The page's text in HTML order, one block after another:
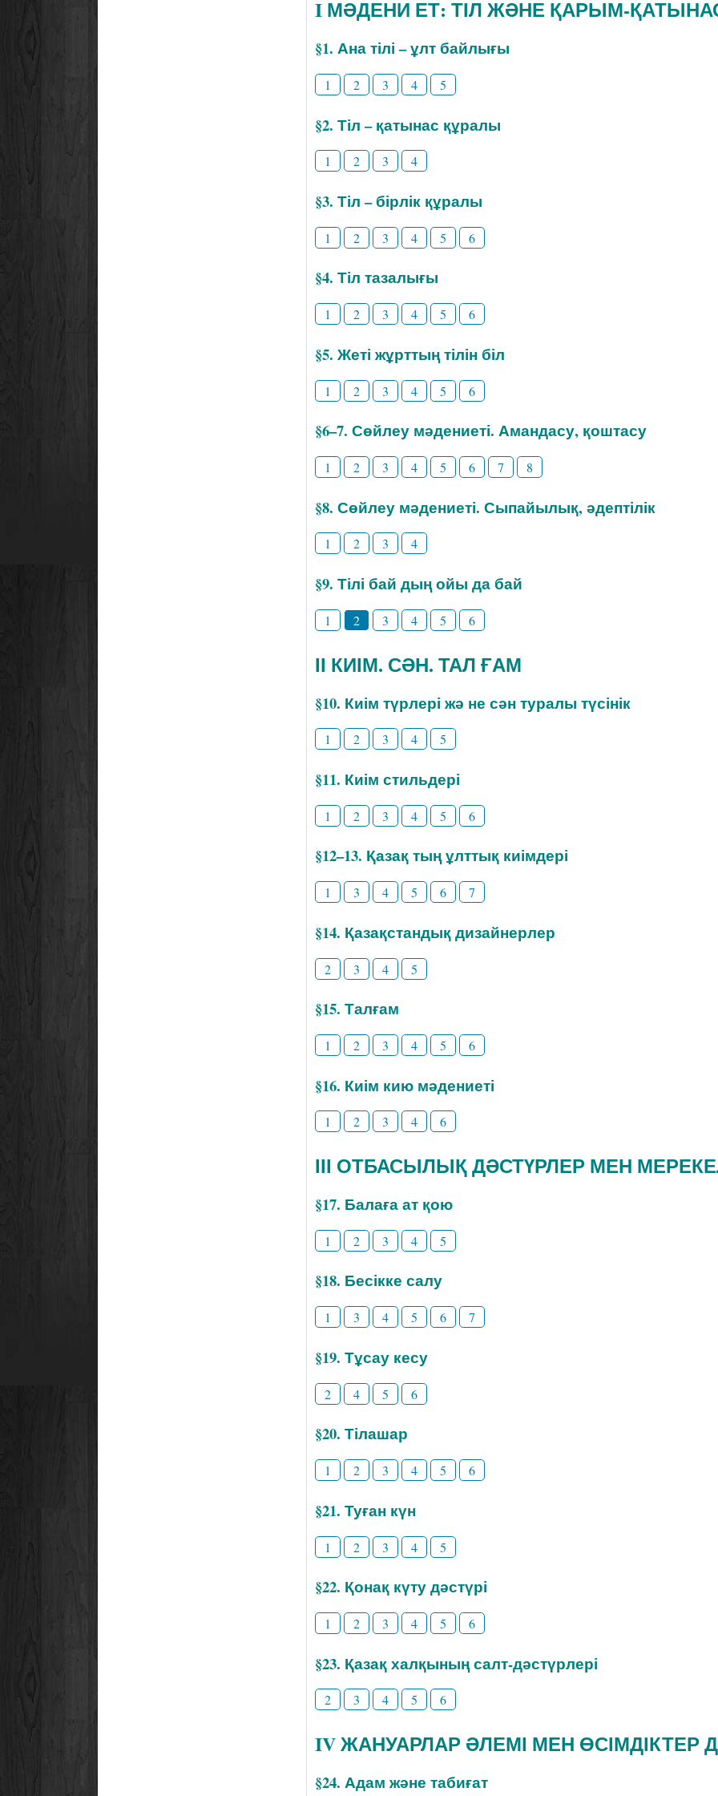
I МӘДЕНИ ЕТ: ТІЛ ЖӘНЕ ҚАРЫМ-
§1. Ана тілі – ұлт байлығы
1 2 3 4 5
§2. Тіл – қатынас құралы
1 2 3 4
§3. Тіл – бірлік құралы
1 2 3 4 5 6
§4. Тіл тазалығы
1 2 3 4 5 6
§5. Жеті жұрттың тілін біл
1 2 3 4 5 6
§6–7. Сөйлеу мәдениеті. Амандасу, қоштасу
1 2 3 4 5 6 7 8
§8. Сөйлеу мәдениеті. Сыпайылық, әдептілік
1 2 3 4
§9. Тілі бай дың ойы да бай
1 2 3 4 5 6
ІІ КИІМ. СӘН. ТАЛ ҒАМ
§10. Киім түрлері жә не сән туралы түсінік
1 2 3 4 5
§11. Киім стильдері
1 2 3 4 5 6
§12–13. Қазақ тың ұлттық киімдері
1 3 4 5 6 7
§14. Қазақстандық дизайнерлер
2 3 4 5
§15. Талғам
1 2 3 4 5 6
§16. Киім кию мәдениеті
1 2 3 4 6
ІІІ ОТБАСЫЛЫҚ ДӘСТҮРЛЕР МЕН
§17. Балаға ат қою
1 2 3 4 5
§18. Бесікке салу
1 3 4 5 6 7
§19. Тұсау кесу
2 4 5 6
§20. Тілашар
1 2 3 4 5 6
§21. Туған күн
1 2 3 4 5
§22. Қонақ күту дәстүрі
1 2 3 4 5 6
§23. Қазақ халқының салт-дәстүрлері
2 3 4 5 6
IV ЖАНУАРЛАР ӘЛЕМІ МЕН ӨСІМДІКТЕР
§24. Адам және табиғат